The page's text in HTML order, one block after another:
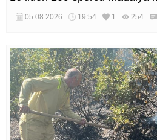
05.08.2026 19:54 1 254